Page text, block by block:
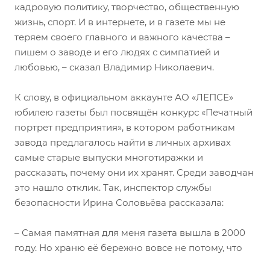
кадровую политику, творчество, общественную
жизнь, спорт. И в интернете, и в газете мы не
теряем своего главного и важного качества –
пишем о заводе и его людях с симпатией и
любовью, – сказал Владимир Николаевич.
К слову, в официальном аккаунте АО «ЛЕПСЕ»
юбилею газеты был посвящён конкурс «Печатный
портрет предприятия», в котором работникам
завода предлагалось найти в личных архивах
самые старые выпуски многотиражки и
рассказать, почему они их хранят. Среди заводчан
это нашло отклик. Так, инспектор службы
безопасности Ирина Соловьёва рассказала:
– Самая памятная для меня газета вышла в 2000
году. Но храню её бережно вовсе не потому, что